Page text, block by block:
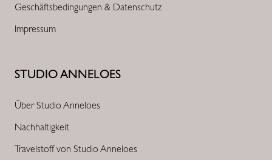
STUDIO ANNELOES
Über Studio Anneloes
Nachhaltigkeit
Travelstoff von Studio Anneloes
Geschäftsbedingungen & Datenschutz
Impressum